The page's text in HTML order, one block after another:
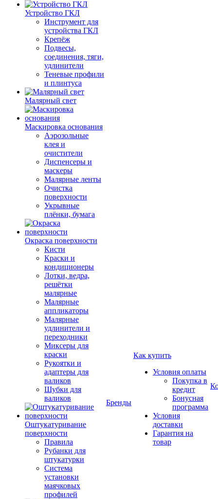
Устройство ГКЛ
Инструмент для
устройства ГКЛ
Крепёж
Подвесы,
соединения, тяги,
удлинители
Теневые профили
и плинтуса
Малярный свет
Маскировка основания
Аэрозольные
клея и
очистители
Диспенсеры и
маскеры
Малярные ленты
Очистка
поверхности
Укрывные
плёнки, бумага
Окраска поверхности
Кисти
Краски и
кондиционеры
Лотки, ведра,
решётки
малярные
Малярные
аппликаторы
Малярные
удлинители и
переходники
Миксеры для
краски
Рукоятки и
адаптеры для
валиков
Шубки для
валиков
Оштукатуривание
поверхности
Правила
Рубанки для
штукатурки
Система
установки
маячковых
профилей
Бренды
Как купить
Условия оплаты
Покупка в
кредит
Бонусная
программа
Условия
доставки
Гарантия на
товар